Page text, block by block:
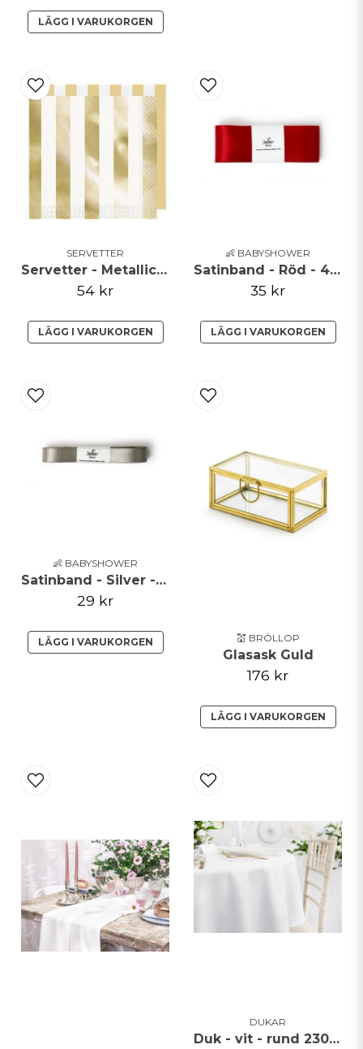
LÄGG I VARUKORGEN
SERVETTER
Servetter - Metallic Golden Stripe
54 kr
LÄGG I VARUKORGEN
👶 BABYSHOWER
Satinband - Röd - 4cm x 3m
35 kr
LÄGG I VARUKORGEN
👶 BABYSHOWER
Satinband - Silver - 15mm x 5m
29 kr
LÄGG I VARUKORGEN 💒 BRÖLLOP
Glasask Guld
176 kr
LÄGG I VARUKORGEN
DUKAR
Duk - vit - rund 230cm diameter